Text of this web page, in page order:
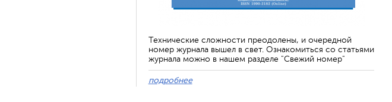
Технические сложности преодолены, и очередной
номер журнала вышел в свет. Ознакомиться со статьями
журнала можно в нашем разделе "Свежий номер"
подробнее